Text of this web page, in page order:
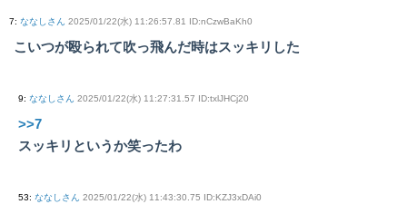
7: ななしさん 2025/01/22(水) 11:26:57.81 ID:nCzwBaKh0
こいつが殴られて吹っ飛んだ時はスッキリした
9: ななしさん 2025/01/22(水) 11:27:31.57 ID:txlJHCj20
>>7
スッキリというか笑ったわ
53: ななしさん 2025/01/22(水) 11:43:30.75 ID:KZJ3xDAi0